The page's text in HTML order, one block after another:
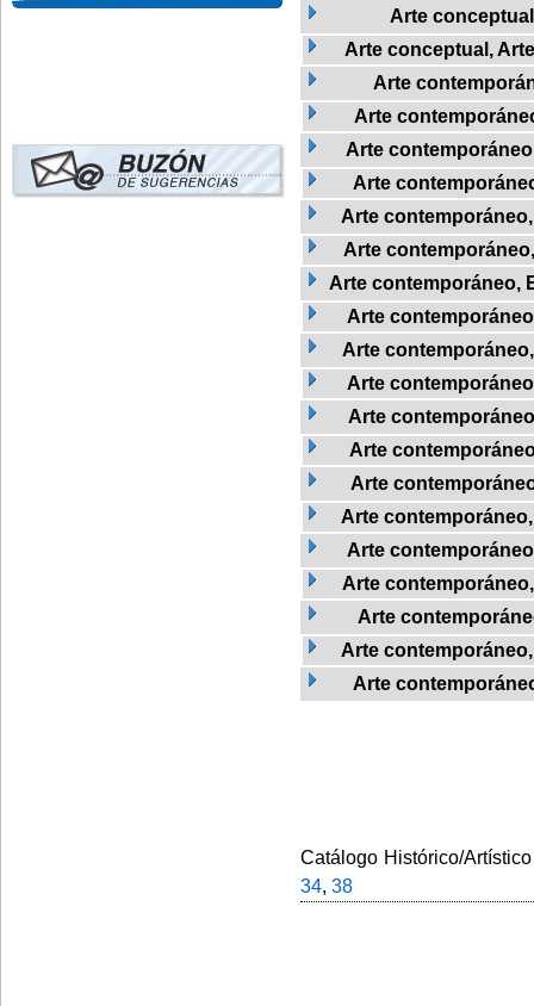
Arte conceptual
Arte conceptual,
Arte
Arte
Arte
Arte
Arte
Arte
Arte contemporáneo,
Arte
Arte
Arte
Arte
Arte
Arte
Arte
Arte
Arte
Arte
Arte
Arte
Catálogo Histórico/
34, 38